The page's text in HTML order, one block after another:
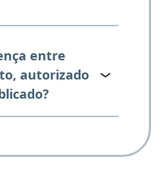
entre
autorizado